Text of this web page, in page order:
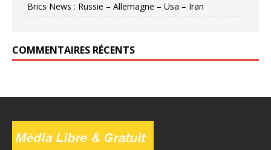
Brics News : Russie – Allemagne – Usa – Iran
COMMENTAIRES RÉCENTS